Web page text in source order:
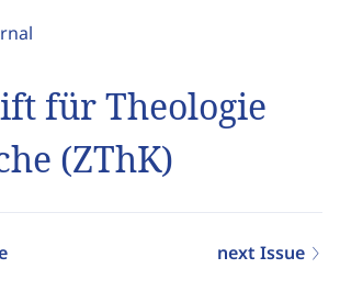
für Theologie
(ZThK)
next Issue